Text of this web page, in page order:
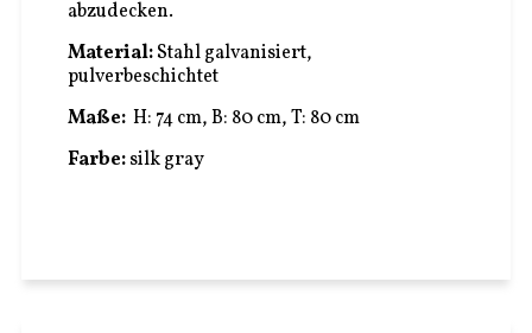
abzudecken.
Material:Stahl galvanisiert,
pulverbeschichtet
Maße:H: 74 cm, B: 80 cm, T: 80 cm
Farbe:silk gray